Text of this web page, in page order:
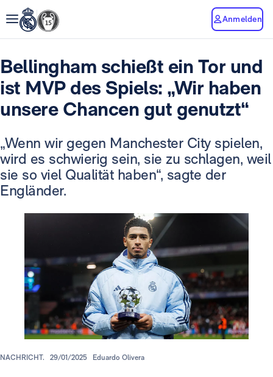
Anmelden
Bellingham schießt ein Tor und
ist MVP des Spiels: „Wir haben
unsere Chancen gut genutzt“
„Wenn wir gegen Manchester City spielen,
wird es schwierig sein, sie zu schlagen, weil
sie so viel Qualität haben“, sagte der
Engländer.
NACHRICHT. 29/01/2025 Eduardo Olivera